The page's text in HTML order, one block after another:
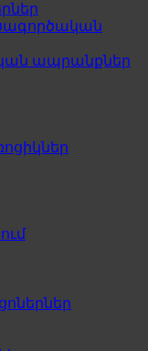
ապրանքներ